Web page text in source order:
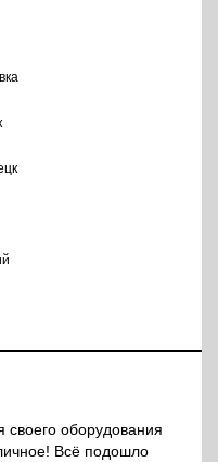
своего оборудования
Всё подошло